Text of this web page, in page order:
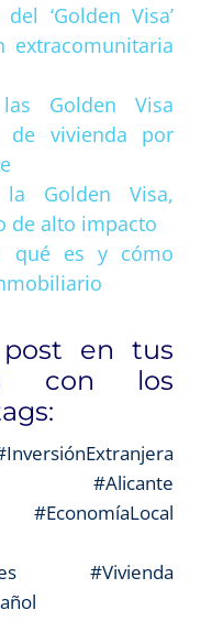
‘Golden Visa’
extracomunitaria
Golden Visa
de vivienda por
Golden Visa,
de alto impacto
qué es y cómo
en tus
con los
#Alicante
#Vivienda